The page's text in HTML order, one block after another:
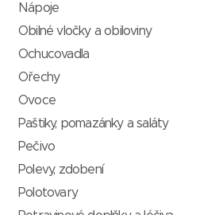
Nápoje
Obilné vločky a obiloviny
Ochucovadla
Ořechy
Ovoce
Paštiky, pomazánky a saláty
Pečivo
Polevy, zdobení
Polotovary